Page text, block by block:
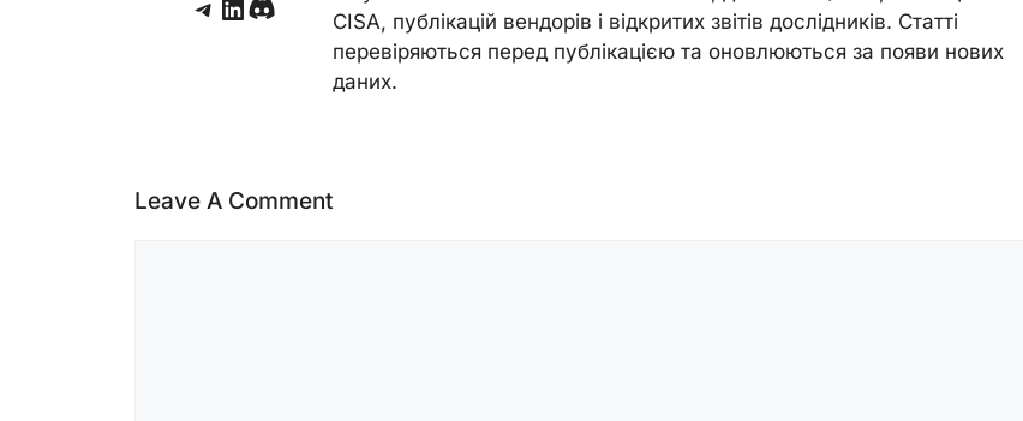
Telegram
LinkedIn
DiscordCISA, публікацій вендорів і відкритих звітів дослідників. Статті
перевіряються перед публікацією та оновлюються за появи нових
даних.
Leave A Comment